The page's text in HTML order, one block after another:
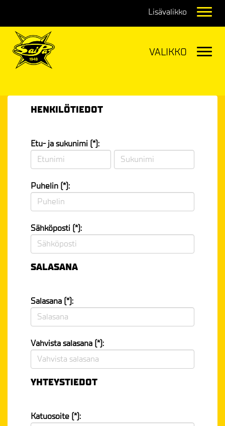
HENKILÖTIEDOT
Etu- ja sukunimi (*):
Puhelin (*):
Sähköposti (*):
SALASANA
Salasana (*):
Vahvista salasana (*):
YHTEYSTIEDOT
Katuosoite (*):